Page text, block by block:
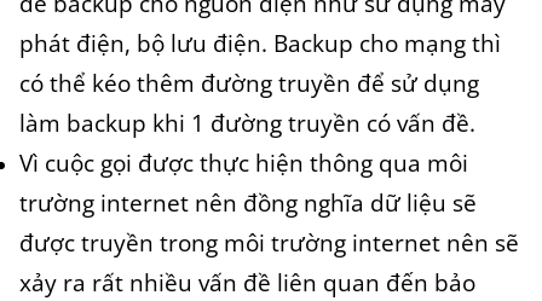
phát điện, bộ lưu điện. Backup cho mạng thì
có thể kéo thêm đường truyền để sử dụng
làm backup khi 1 đường truyền có vấn đề.
Vì cuộc gọi được thực hiện thông qua môi
trường internet nên đồng nghĩa dữ liệu sẽ
được truyền trong môi trường internet nên sẽ
xảy ra rất nhiều vấn đề liên quan đến bảo